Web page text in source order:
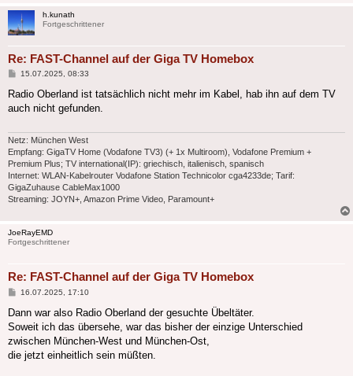
h.kunath
Fortgeschrittener
Re: FAST-Channel auf der Giga TV Homebox
Beitrag
15.07.2025, 08:33
Radio Oberland ist tatsächlich nicht mehr im Kabel, hab ihn auf dem TV
auch nicht gefunden.
Netz: München West
Empfang: GigaTV Home (Vodafone TV3) (+ 1x Multiroom), Vodafone Premium +
Premium Plus; TV international(IP): griechisch, italienisch, spanisch
Internet: WLAN-Kabelrouter Vodafone Station Technicolor cga4233de; Tarif:
GigaZuhause CableMax1000
Streaming: JOYN+, Amazon Prime Video, Paramount+
JoeRayEMD
Fortgeschrittener
Re: FAST-Channel auf der Giga TV Homebox
Beitrag
16.07.2025, 17:10
Dann war also Radio Oberland der gesuchte Übeltäter.
Soweit ich das übersehe, war das bisher der einzige Unterschied
zwischen München-West und München-Ost,
die jetzt einheitlich sein müßten.